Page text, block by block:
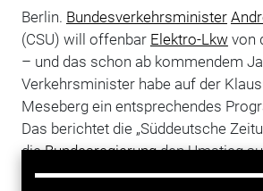
Berlin. Bundesverkehrsminister
(CSU) will offenbar Elektro-Lkw von
– und das schon ab kommendem
Verkehrsminister habe auf der
Meseberg ein entsprechendes
Das berichtet die „Süddeutsche
dieBundesregierungden Umstieg
Derzeit seien nur etwa 12.000